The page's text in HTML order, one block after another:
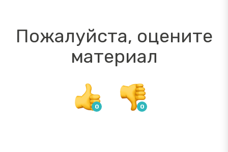
Пожалуйста, оцените
материал